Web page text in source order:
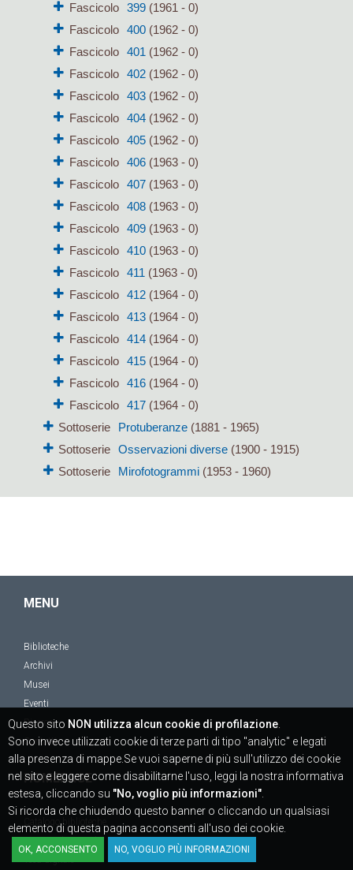
Fascicolo
399(1961 - 0)
Fascicolo
400(1962 - 0)
Fascicolo
401 (1962 - 0)
Fascicolo
402(1962 - 0)
Fascicolo
403(1962 - 0)
Fascicolo
404(1962 - 0)
Fascicolo
405(1962 - 0)
Fascicolo
406(1963 - 0)
Fascicolo
407(1963 - 0)
Fascicolo
408(1963 - 0)
Fascicolo
409(1963 - 0)
Fascicolo
410(1963 - 0)
Fascicolo
411 (1963 - 0)
Fascicolo
412(1964 - 0)
Fascicolo
413(1964 - 0)
Fascicolo
414(1964 - 0)
Fascicolo
415(1964 - 0)
Fascicolo
416(1964 - 0)
Fascicolo
417(1964 - 0)
Sottoserie
Protuberanze (1881 - 1965)
Sottoserie
Osservazioni diverse (1900 - 1915)
Sottoserie
Mirofotogrammi (1953 - 1960)
MENU
Biblioteche
Archivi
Musei
Eventi
Ricerca
Contatti
HOMEPAGE
Catalogo biblioteche
Teca digitale
Questo sito NON utilizza alcun cookie di profilazione
Sono invece utilizzati cookie di terze parti di tipo "analytic" e legati
alla presenza di mappe.Se vuoi saperne di più sull'utilizzo dei cookie
nel sito e leggere come disabilitarne l'uso, leggi la nostra informativa
estesa, cliccando su "No, voglio più informazioni"
Si ricorda che chiudendo questo banner o cliccando un qualsiasi
elemento di questa pagina acconsenti all'uso dei cookie.
OK, ACCONSENTO NO, VOGLIO PIÙ INFORMAZIONI